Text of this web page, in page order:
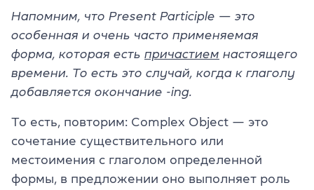
Напомним, что Present Participle — это
особенная и очень часто применяемая
форма, которая есть причастием настоящего
времени. То есть это случай, когда к глаголу
добавляется окончание -ing.
То есть, повторим: Complex Object — это
сочетание существительного или
местоимения с глаголом определенной
формы, в предложении оно выполняет роль